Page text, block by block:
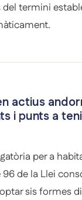
del termini
actius
i punts a
per a
de la Llei
sis formes